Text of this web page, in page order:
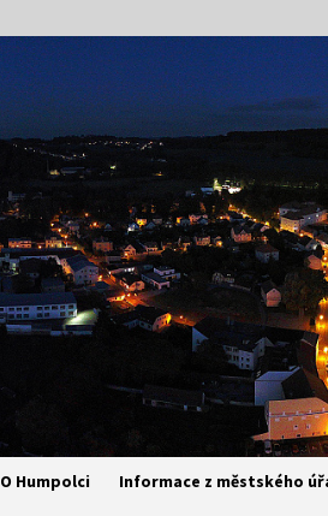
O Humpolci Informace z městského